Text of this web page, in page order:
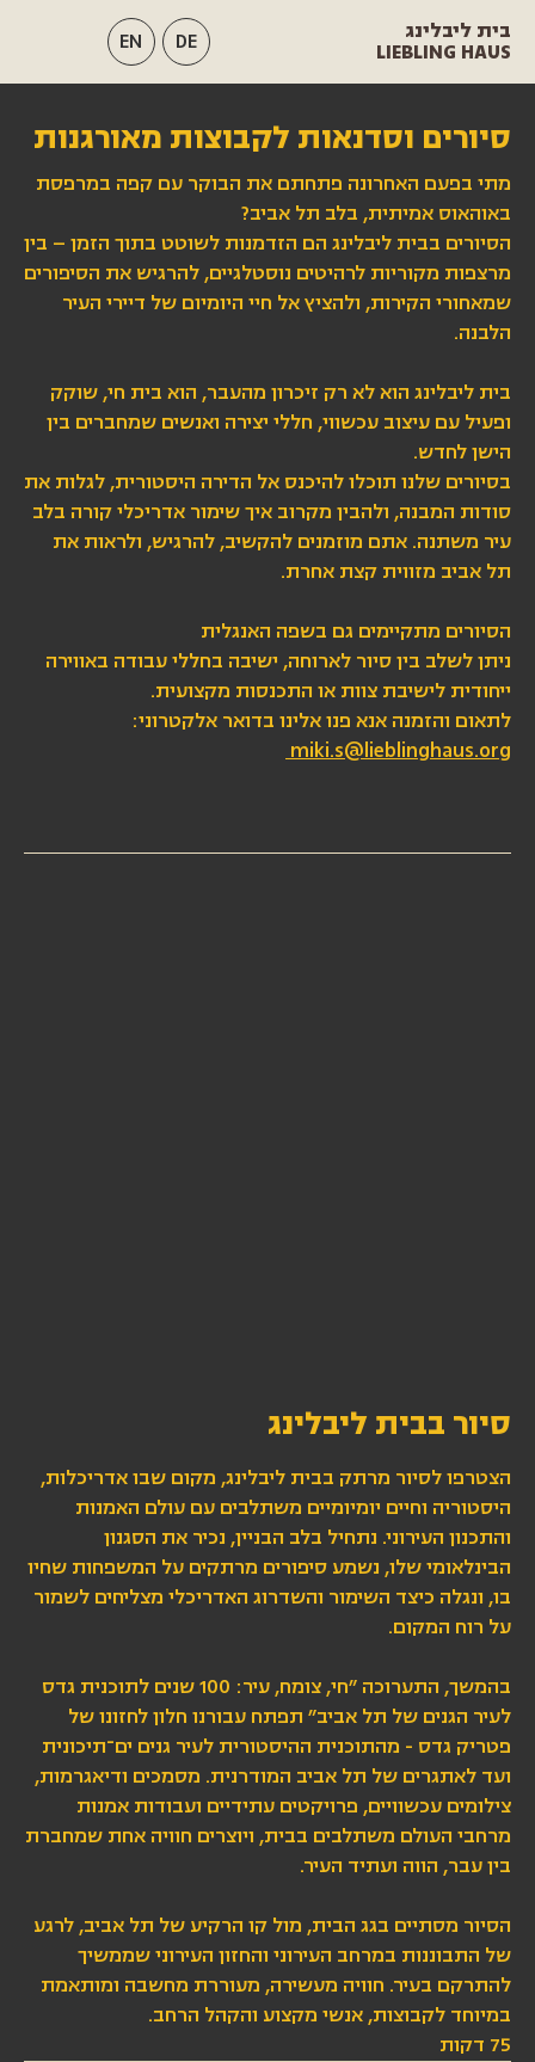
בית ליבלינג
LIEBLING HAUS
EN DE
סיורים וסדנאות לקבוצות מאורגנות
מתי בפעם האחרונה פתחתם את הבוקר עם קפה במרפסת
באוהאוס אמיתית, בלב תל אביב?
הסיורים בבית ליבלינג הם הזדמנות לשוטט בתוך הזמן – בין
מרצפות מקוריות לרהיטים נוסטלגיים, להרגיש את הסיפורים
שמאחורי הקירות, ולהציץ אל חיי היומיום של דיירי העיר
הלבנה.
בית ליבלינג הוא לא רק זיכרון מהעבר, הוא בית חי, שוקק
ופעיל עם עיצוב עכשווי, חללי יצירה ואנשים שמחברים בין
הישן לחדש.
בסיורים שלנו תוכלו להיכנס אל הדירה היסטורית, לגלות את
סודות המבנה, ולהבין מקרוב איך שימור אדריכלי קורה בלב
עיר משתנה. אתם מוזמנים להקשיב, להרגיש, ולראות את
תל אביב מזווית קצת אחרת.
הסיורים מתקיימים גם בשפה האנגלית
ניתן לשלב בין סיור לארוחה, ישיבה בחללי עבודה באווירה
ייחודית לישיבת צוות או התכנסות מקצועית.
לתאום והזמנה אנא פנו אלינו בדואר אלקטרוני:
miki.s@lieblinghaus.org
סיור בבית ליבלינג
הצטרפו לסיור מרתק בבית ליבלינג, מקום שבו אדריכלות,
היסטוריה וחיים יומיומיים משתלבים עם עולם האמנות
והתכנון העירוני. נתחיל בלב הבניין, נכיר את הסגנון
הבינלאומי שלו, נשמע סיפורים מרתקים על המשפחות שחיו
בו, ונגלה כיצד השימור והשדרוג האדריכלי מצליחים לשמור
על רוח המקום.
בהמשך, התערוכה ״חי, צומח, עיר: 100 שנים לתוכנית גדס
לעיר הגנים של תל אביב״ תפתח עבורנו חלון לחזונו של
פטריק גדס - מהתוכנית ההיסטורית לעיר גנים ים־תיכונית
ועד לאתגרים של תל אביב המודרנית. מסמכים ודיאגרמות,
צילומים עכשוויים, פרויקטים עתידיים ועבודות אמנות
מרחבי העולם משתלבים בבית, ויוצרים חוויה אחת שמחברת
בין עבר, הווה ועתיד העיר.
הסיור מסתיים בגג הבית, מול קו הרקיע של תל אביב, לרגע
של התבוננות במרחב העירוני והחזון העירוני שממשיך
להתרקם בעיר. חוויה מעשירה, מעוררת מחשבה ומותאמת
במיוחד לקבוצות, אנשי מקצוע והקהל הרחב.
75 דקות